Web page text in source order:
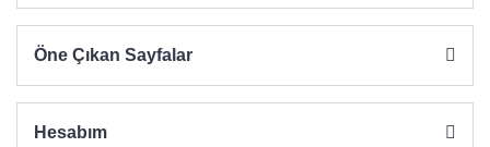
Öne Çıkan Sayfalar
Hesabım